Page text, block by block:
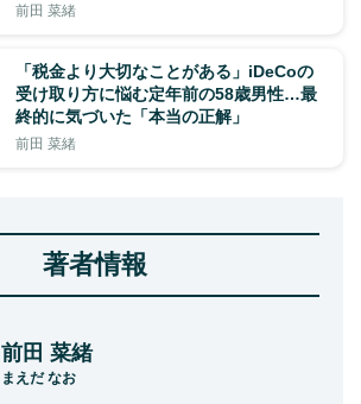
前田 菜緒
「税金より大切なことがある」iDeCoの
受け取り方に悩む定年前の58歳男性…最
終的に気づいた「本当の正解」
前田 菜緒
著者情報
前田 菜緒
まえだ なお